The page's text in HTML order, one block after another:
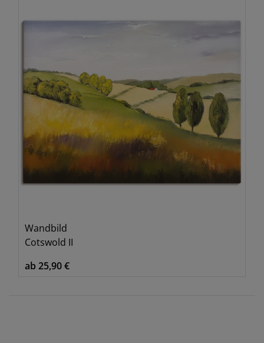
Wandbild
Cotswold II
ab 25,90 €